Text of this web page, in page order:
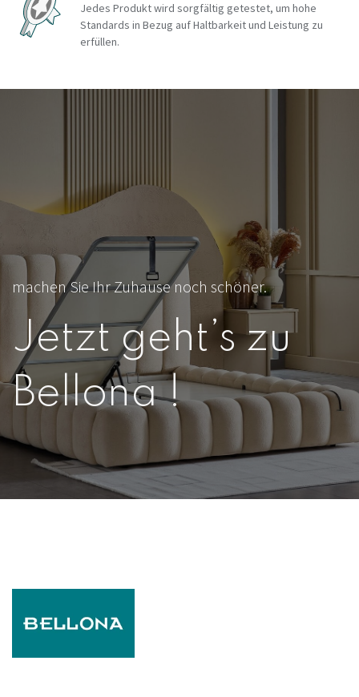
Jedes Produkt wird sorgfältig getestet, um hohe
Standards in Bezug auf Haltbarkeit und Leistung zu
erfüllen.
machen Sie Ihr Zuhause noch schöner.
Jetzt geht’s zu
Bellona !